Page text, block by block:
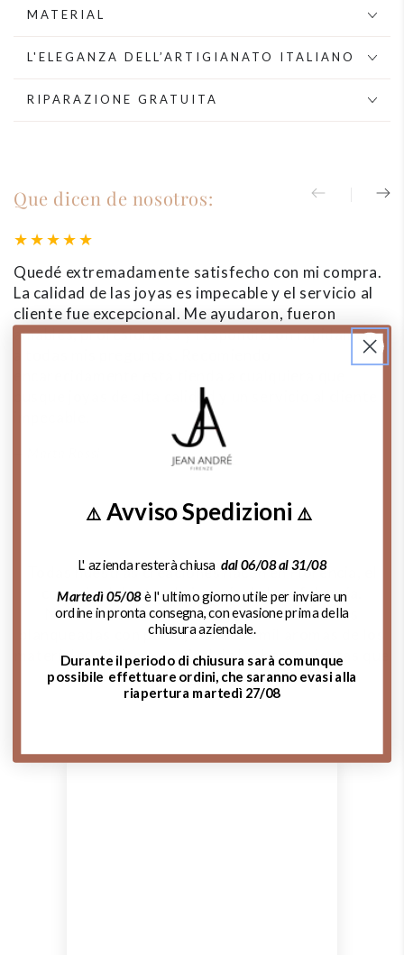
de
Barbazzal Barbazzal
MATERIAL
L'ELEGANZA DELL’ARTIGIANATO ITALIANO
RIPARAZIONE GRATUITA
Que dicen de nosotros:
Quedé extremadamente satisfecho con mi compra.
La calidad de las joyas es impecable y el servicio al
cliente fue excepcional. Me ayudaron, fueron
amables, profesionales y respondieron rápidamente
busque joyas de alta calidad y un servicio al cliente
La esencia del Made in Italy
Todas nuestras creaciones nacen en Florencia, el
corazón del arte y la joyería de la orfebrería.
Nuestras obras están realizadas por manos
blanqueadas con polvo, entre los mil aromas de los
materiales, al ritmo musical de las herramientas que
llenan el aire mientras forjan piezas únicas.
⚠️ Avviso Spedizioni ⚠️
L' azienda resterà chiusa dal 06/08 al 31/08
Martedì 05/08è l' ultimo giorno utile per inviare un
ordine in pronta consegna, con evasione prima della
chiusura aziendale.
Durante il periodo di chiusura sarà comunque
possibile effettuare ordini, che saranno evasi alla
riapertura martedì 27/08